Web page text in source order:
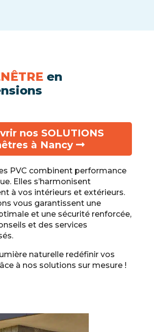
en
nos SOLUTIONS
à Nancy
PVC combinent performance
Elles s’harmonisent
à vos intérieurs et extérieurs.
vous garantissent une
et une sécurité renforcée,
et des services
naturelle redéfinir vos
à nos solutions sur mesure !